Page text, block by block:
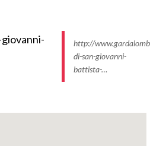
http://
di-san-giovanni-
battista-…